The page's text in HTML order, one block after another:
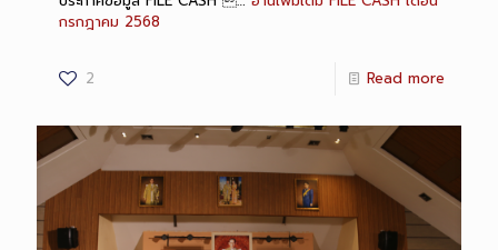
กรกฎาคม 2568
2 Read more